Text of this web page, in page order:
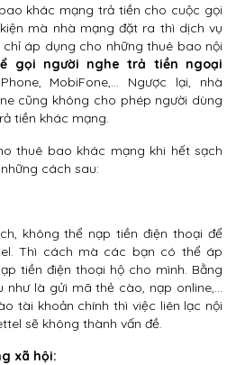
khác mạng trả tiền cho cuộc gọi
mà nhà mạng đặt ra thì dịch vụ
áp dụng cho những thuê bao nội
gọi người nghe trả tiền ngoại
MobiFone,… Ngược lại, nhà
cũng không cho phép người dùng
tiền khác mạng.
thuê bao khác mạng khi hết sạch
cách sau:
không thể nạp tiền điện thoại để
Thì cách mà các bạn có thể áp
tiền điện thoại hộ cho mình. Bằng
như là gửi mã thẻ cào, nạp online,…
tài khoản chính thì việc liên lạc nội
sẽ không thành vấn đề.
xã hội: